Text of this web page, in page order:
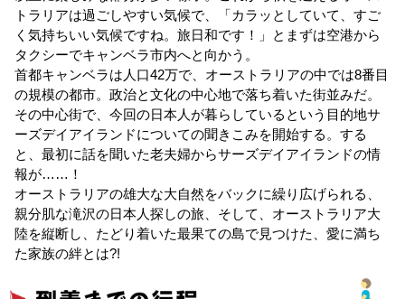
トラリアは過ごしやすい気候で、「カラッとしていて、すご
く気持ちいい気候ですね。旅日和です！」とまずは空港から
タクシーでキャンベラ市内へと向かう。
首都キャンベラは人口42万で、オーストラリアの中では8番目
の規模の都市。政治と文化の中心地で落ち着いた街並みだ。
その中心街で、今回の日本人が暮らしているという目的地サ
ーズデイアイランドについての聞きこみを開始する。する
と、最初に話を聞いた老夫婦からサーズデイアイランドの情
報が……！
オーストラリアの雄大な大自然をバックに繰り広げられる、
親分肌な滝沢の日本人探しの旅、そして、オーストラリア大
陸を縦断し、たどり着いた最果ての島で見つけた、愛に満ち
た家族の絆とは?!